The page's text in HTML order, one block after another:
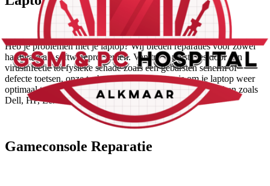
Heb je problemen met je laptop? Wij bieden reparaties voor zowel
hardware als softwareproblemen. Van trage prestaties door een
virusinfectie tot fysieke schade zoals een gebarsten scherm of
defecte toetsen, onze technici hebben de kennis om je laptop weer
optimaal te laten presteren. We werken met alle grote merken zoals
Dell, HP, Lenovo, en MacBook.
Gameconsole Reparatie